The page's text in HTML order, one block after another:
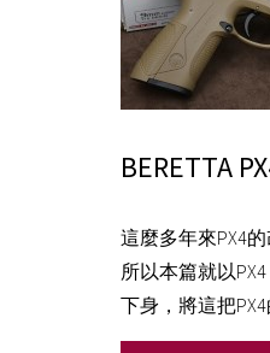
BERETTA
這麼多年來PX4
所以本篇就以
下身，將這把